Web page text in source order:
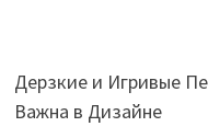
Дерзкие и Игривые
Важна в Дизайне